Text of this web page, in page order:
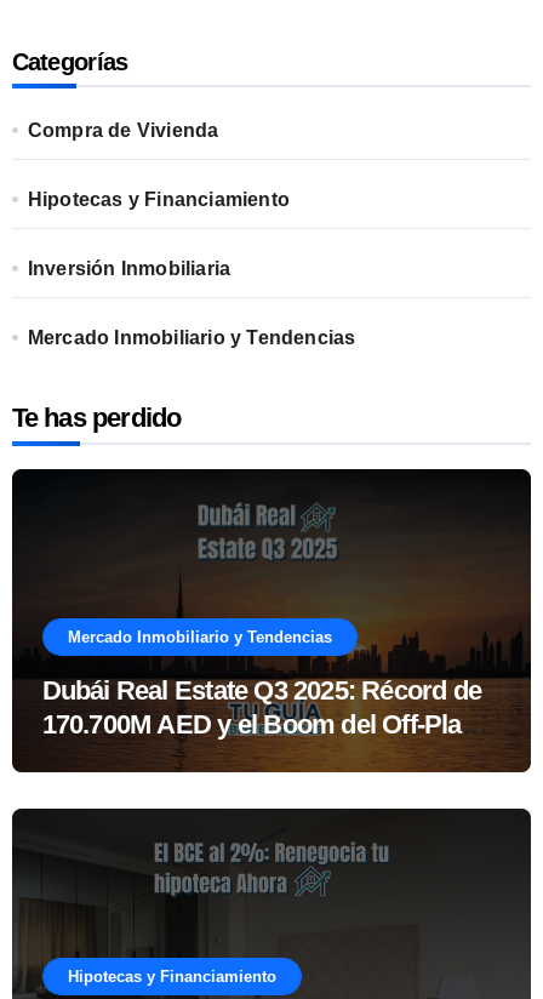
Categorías
Compra de Vivienda
Hipotecas y Financiamiento
Inversión Inmobiliaria
Mercado Inmobiliario y Tendencias
Te has perdido
Mercado Inmobiliario y Tendencias
Dubái Real Estate Q3 2025: Récord de
170.700M AED y el Boom del Off-Plan
Explicado
Hipotecas y Financiamiento